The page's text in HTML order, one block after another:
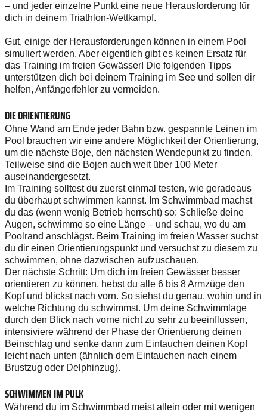
– und jeder einzelne Punkt eine neue Herausforderung für
dich in deinem Triathlon-Wettkampf.
Gut, einige der Herausforderungen können in einem Pool
simuliert werden. Aber eigentlich gibt es keinen Ersatz für
das Training im freien Gewässer! Die folgenden Tipps
unterstützen dich bei deinem Training im See und sollen dir
helfen, Anfängerfehler zu vermeiden.
DIE ORIENTIERUNG
Ohne Wand am Ende jeder Bahn bzw. gespannte Leinen im
Pool brauchen wir eine andere Möglichkeit der Orientierung,
um die nächste Boje, den nächsten Wendepunkt zu finden.
Teilweise sind die Bojen auch weit über 100 Meter
auseinandergesetzt.
Im Training solltest du zuerst einmal testen, wie geradeaus
du überhaupt schwimmen kannst. Im Schwimmbad machst
du das (wenn wenig Betrieb herrscht) so: Schließe deine
Augen, schwimme so eine Länge – und schau, wo du am
Poolrand anschlägst. Beim Training im freien Wasser suchst
du dir einen Orientierungspunkt und versuchst zu diesem zu
schwimmen, ohne dazwischen aufzuschauen.
Der nächste Schritt: Um dich im freien Gewässer besser
orientieren zu können, hebst du alle 6 bis 8 Armzüge den
Kopf und blickst nach vorn. So siehst du genau, wohin und in
welche Richtung du schwimmst. Um deine Schwimmlage
durch den Blick nach vorne nicht zu sehr zu beeinflussen,
intensiviere während der Phase der Orientierung deinen
Beinschlag und senke dann zum Eintauchen deinen Kopf
leicht nach unten (ähnlich dem Eintauchen nach einem
Brustzug oder Delphinzug).
SCHWIMMEN IM PULK
Während du im Schwimmbad meist allein oder mit wenigen